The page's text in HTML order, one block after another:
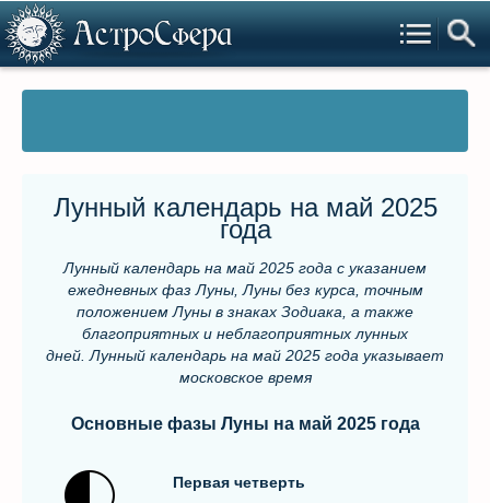
Лунный календарь на май 2025
года
Лунный календарь на май 2025 года с указанием
ежедневных фаз Луны, Луны без курса, точным
положением Луны в знаках Зодиака, а также
благоприятных и неблагоприятных лунных
дней. Лунный календарь на май 2025 года указывает
московское время
Основные фaзы Луны на май 2025 гoдa
Первая четверть